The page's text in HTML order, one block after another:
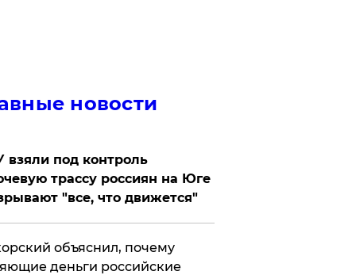
новости
взяли под контроль
трассу россиян на Юге
"все, что движется"
объяснил, почему
деньги российские